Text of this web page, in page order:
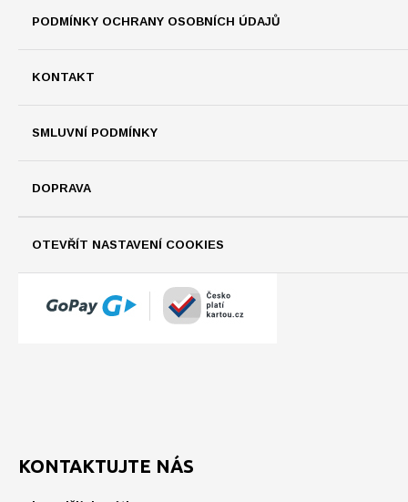
PODMÍNKY OCHRANY OSOBNÍCH ÚDAJŮ
KONTAKT
SMLUVNÍ PODMÍNKY
DOPRAVA
OTEVŘÍT NASTAVENÍ COOKIES
KONTAKTUJTE NÁS